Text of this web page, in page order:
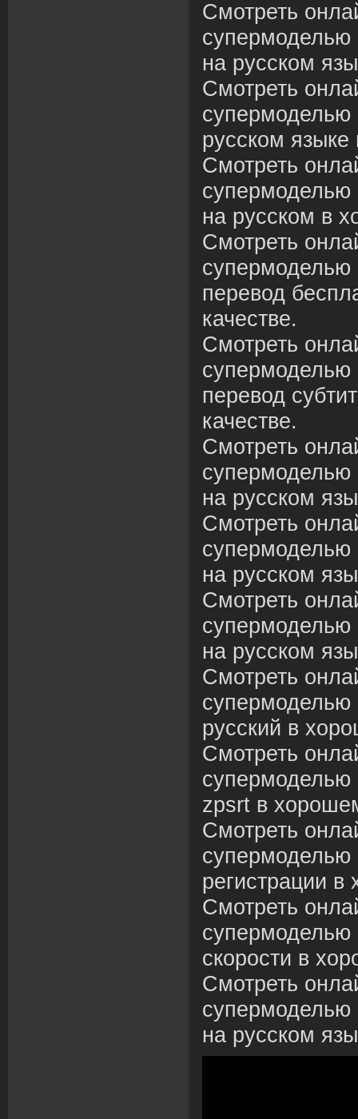
Смотреть
на русском
Смотреть
супермоделью
русском
Смотреть
супермоделью
на русском в
Смотреть
супермоделью
перевод
качестве.
Смотреть
супермоделью
перевод
качестве.
Смотреть
супермоделью
на русском
Смотреть
супермоделью
на русском
Смотреть
супермоделью
на русском
Смотреть
супермоделью
русский в
Смотреть
супермоделью
zpsrt в
Смотреть
супермоделью
регистрации в
Смотреть
супермоделью
скорости в
Смотреть
супермоделью
на русском